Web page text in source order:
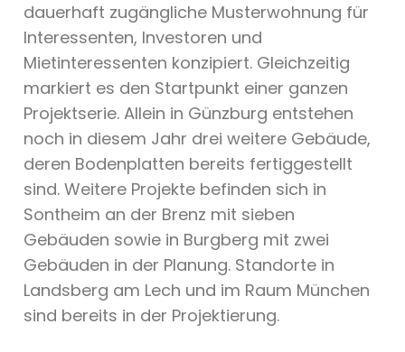
dauerhaft zugängliche Musterwohnung für
Interessenten, Investoren und
Mietinteressenten konzipiert. Gleichzeitig
markiert es den Startpunkt einer ganzen
Projektserie. Allein in Günzburg entstehen
noch in diesem Jahr drei weitere Gebäude,
deren Bodenplatten bereits fertiggestellt
sind. Weitere Projekte befinden sich in
Sontheim an der Brenz mit sieben
Gebäuden sowie in Burgberg mit zwei
Gebäuden in der Planung. Standorte in
Landsberg am Lech und im Raum München
sind bereits in der Projektierung.